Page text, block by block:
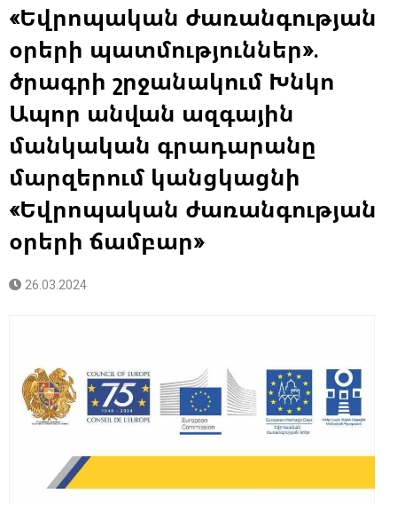
«Եվրոպական ժառանգության
օրերի պատմություններ».
ծրագրի շրջանակում Խնկո
Ապոր անվան ազգային
մանկական գրադարանը
մարզերում կանցկացնի
«Եվրոպական ժառանգության
օրերի ճամբար»
26.03.2024